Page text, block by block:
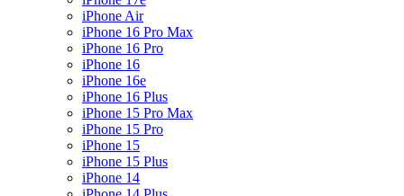
iPhone Air
iPhone 16 Pro Max
iPhone 16 Pro
iPhone 16
iPhone 16e
iPhone 16 Plus
iPhone 15 Pro Max
iPhone 15 Pro
iPhone 15
iPhone 15 Plus
iPhone 14